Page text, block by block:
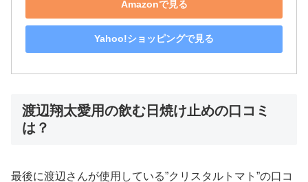
Amazonで見る
Yahoo!ショッピングで見る
渡辺翔太愛用の飲む日焼け止めの口コミ
は？
最後に渡辺さんが使用している”クリスタルトマト”の口コ